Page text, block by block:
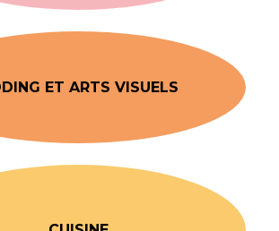
ET ARTS VISUELS